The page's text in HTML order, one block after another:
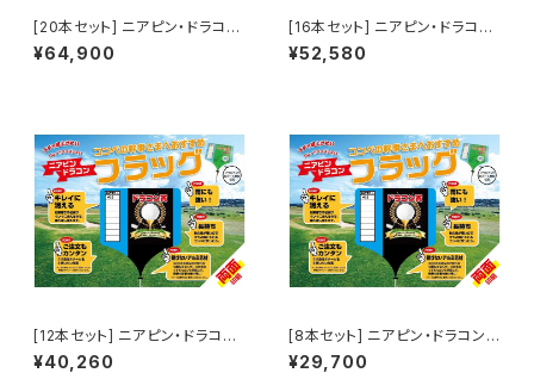
[20本セット] ニアピン・ドラコン
フラッグ（両面印刷）
¥64,900
[16本セット] ニアピン・ドラコン
フラッグ（両面印刷）
¥52,580
[12本セット] ニアピン・ドラコン
フラッグ（両面印刷）
¥40,260
[8本セット] ニアピン・ドラコンフ
ラッグ（両面印刷）
¥29,700